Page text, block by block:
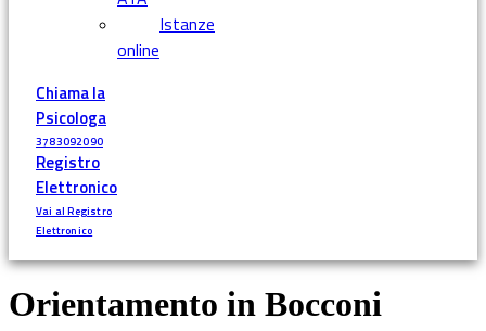
Istanze
online
Chiama la
Psicologa
3783092090
Registro
Elettronico
Vai al Registro
Elettronico
Orientamento in Bocconi